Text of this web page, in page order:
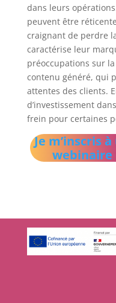
dans leurs
peuvent être
craignant de perdre
caractérise leur
préoccupations sur
contenu généré, qui
attentes des clients.
d’investissement
frein pour certaines
Je m’inscris
webinaire